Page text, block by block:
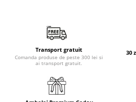
Transport gratuit
Comanda produse de peste 300 lei si
ai transport gratuit.
30